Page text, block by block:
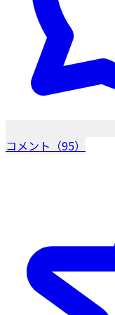
コメント（95）